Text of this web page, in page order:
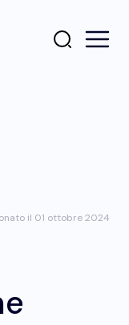
il 01 ottobre 2024